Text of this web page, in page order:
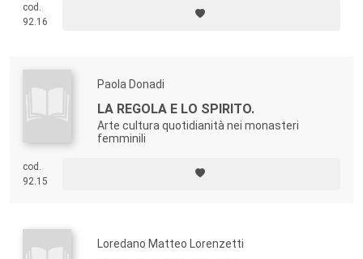
sviluppo del pensiero e per prospettare possibili miglioramenti nella
qualità della vita individuale e collettiva.
cod.
92.16
Paola Donadi
LA REGOLA E LO SPIRITO.
Arte cultura quotidianità nei monasteri
femminili
cod.
92.15
Loredano Matteo Lorenzetti